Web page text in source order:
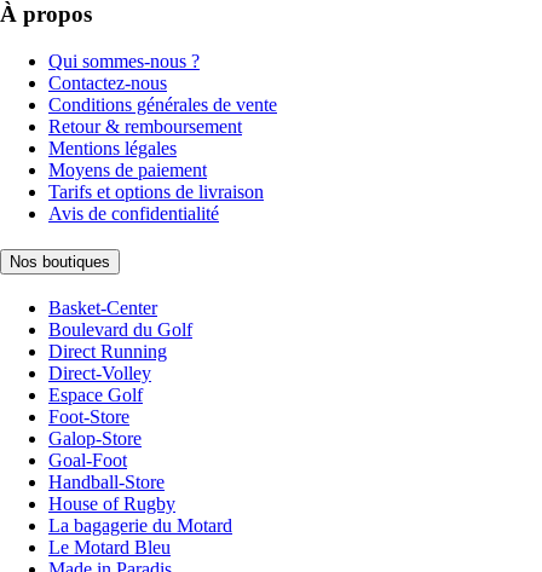
À propos
Qui sommes-nous ?
Contactez-nous
Conditions générales de vente
Retour & remboursement
Mentions légales
Moyens de paiement
Tarifs et options de livraison
Avis de confidentialité
Nos boutiques
Basket-Center
Boulevard du Golf
Direct Running
Direct-Volley
Espace Golf
Foot-Store
Galop-Store
Goal-Foot
Handball-Store
House of Rugby
La bagagerie du Motard
Le Motard Bleu